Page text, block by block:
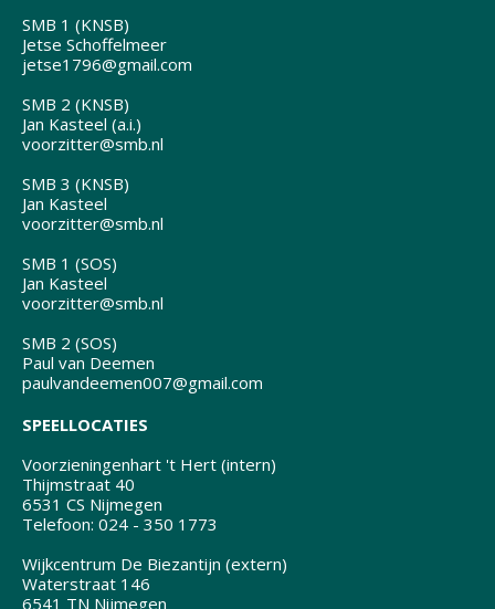
SMB 1 (KNSB)
Jetse Schoffelmeer
jetse1796@gmail.com
SMB 2 (KNSB)
Jan Kasteel (a.i.)
voorzitter@smb.nl
SMB 3 (KNSB)
Jan Kasteel
voorzitter@smb.nl
SMB 1 (SOS)
Jan Kasteel
voorzitter@smb.nl
SMB 2 (SOS)
Paul van Deemen
paulvandeemen007@gmail.com
SPEELLOCATIES
Voorzieningenhart 't Hert (intern)
Thijmstraat 40
6531 CS Nijmegen
Telefoon: 024 - 350 1773
Wijkcentrum De Biezantijn (extern)
Waterstraat 146
6541 TN Nijmegen